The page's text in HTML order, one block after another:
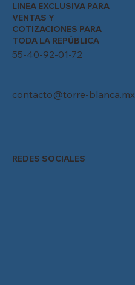
LINEA EXCLUSIVA PARA
VENTAS Y
COTIZACIONES PARA
TODA LA REPÚBLICA
55-40-92-01-72
contacto@torre-blanca.mx
REDES SOCIALES